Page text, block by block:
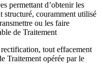
permettant d’obtenir les
structuré, couramment utilisé
ou les faire
de Traitement
tout effacement
Traitement opérée par le